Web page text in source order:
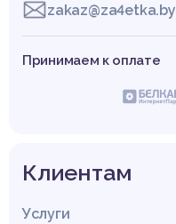
zakaz@za4etka.by
Принимаем к оплате
Клиентам
Услуги